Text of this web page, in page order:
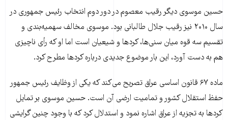
حسین موسوی دیگر رقیب معصوم در دور دوم انتخاب رئیس جمهوری در
سال ۲۰۱۰ نیز رقیب جلال طالبانی بود. موسوی مخالف سهمیه‌بندی و
تقسیم سه قوه میان سنی‌ها، کردها و شیعیان است اما او که رأی ناچیزی
هم به دست آورد، این بار موضوع جدیدی درباره کردها مطرح کرد.
ماده ۶۷ قانون اساسی عراق تصریح می‌کند که یکی از وظایف رئیس جمهور
حفظ استقلال کشور و تمامیت ارضی آن است. حسین موسوی بر تمایل
کردها به تجزیه از عراق اشاره نمود و استدلال کرد که با وجود چنین گرایشی